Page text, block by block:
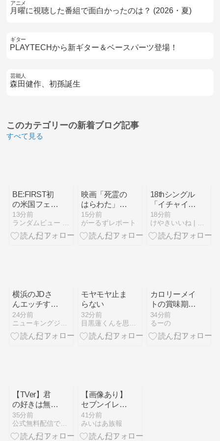
アニメ
月曜に視聴した番組で面白かったのは？ (2026・夏)
ギター
PLAYTECHから新ギター＆ベースパーツ登場！
芸能人
森田健作、初孫誕生
このカテゴリーの新着ブログ記事
すべて見る
BE:FIRST初
の米国フェス
『Head in
The Clouds
LA 2026』―
13分前
映画「死霊の
はらわた」に
ついて語ろう
（今夜BS放
送あり〼）
15分前
がーるずレポート
18thシングル
「イチャイチ
ャ虫」9月30
日発売決定！
18分前
横浜のJDさ
んエッチすぎ
る
24分前
モヤモヤ止ま
らない
32分前
カロリーメイ
トの賞味期限
切れは1年過
ぎてても食べ
られる？保存
34分前
るーの
【TVer】君
の好きは無敵
第４話 菅井
友香 260804
35分前
【画像あり】
セブンイレブ
ンのバイト
「AIにちいか
わの画像を食
41分前
みいはあ族報